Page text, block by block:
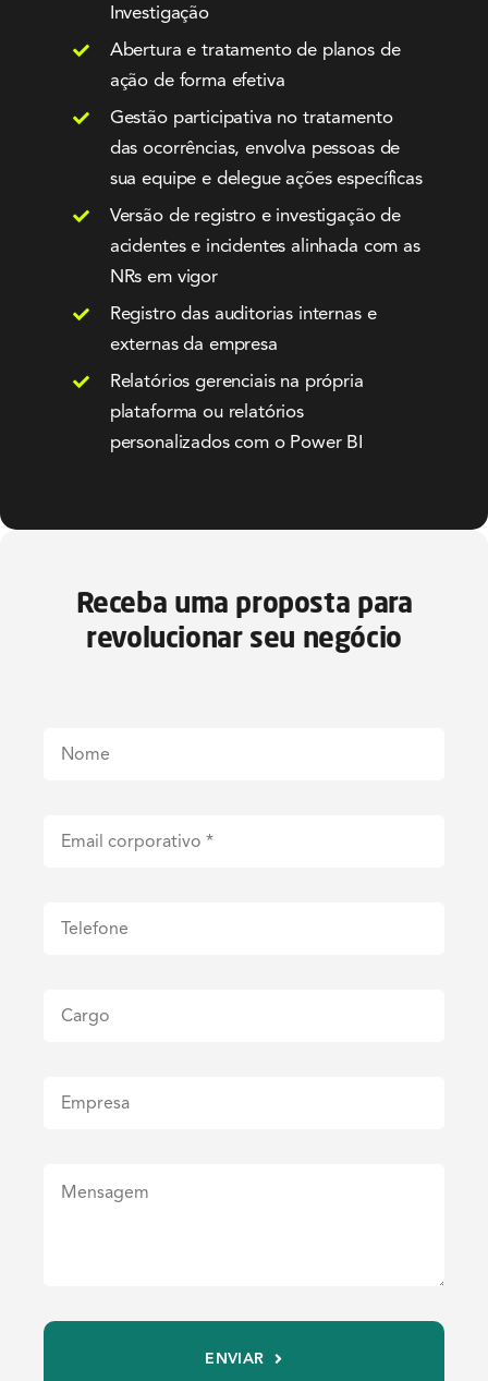
Investigação
Abertura e tratamento de planos de
ação de forma efetiva
Gestão participativa no tratamento
das ocorrências, envolva pessoas de
sua equipe e delegue ações específicas
Versão de registro e investigação de
acidentes e incidentes alinhada com as
NRs em vigor
Registro das auditorias internas e
externas da empresa
Relatórios gerenciais na própria
plataforma ou relatórios
personalizados com o Power BI
Receba uma proposta para
revolucionar seu negócio
ENVIAR